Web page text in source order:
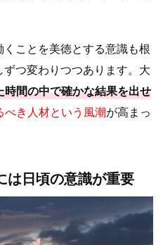
ことを美徳とする意識も根
つ変わりつつあります。大
時間の中で確かな結果を出せ
べき人材という風潮が高まっ
は日頃の意識が重要